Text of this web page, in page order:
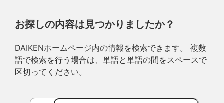
お探しの内容は見つかりましたか？
DAIKENホームページ内の情報を検索できます。 複数
語で検索を行う場合は、単語と単語の間をスペースで
区切ってください。